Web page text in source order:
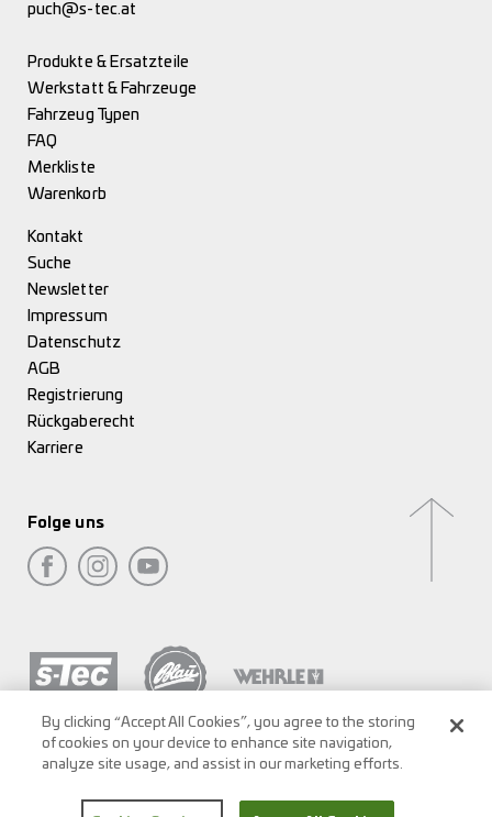
puch@s-tec.at
Produkte & Ersatzteile
Werkstatt & Fahrzeuge
Fahrzeug Typen
FAQ
Merkliste
Warenkorb
Kontakt
Suche
Newsletter
Impressum
Datenschutz
AGB
Registrierung
Rückgaberecht
Karriere
Folge uns
By clicking “Accept All Cookies”, you agree to the storing
of cookies on your device to enhance site navigation,
analyze site usage, and assist in our marketing efforts.